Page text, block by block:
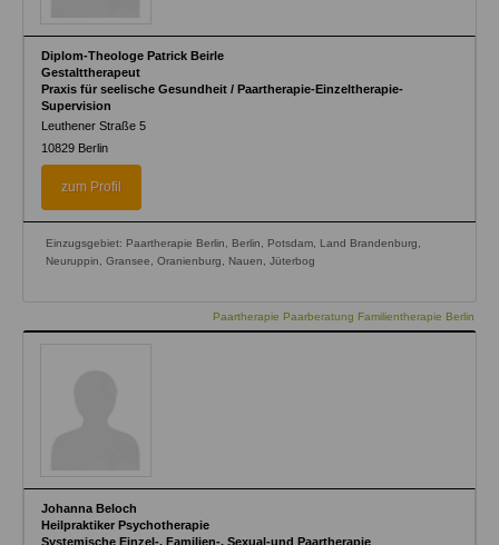
Diplom-Theologe Patrick Beirle
Gestalttherapeut
Praxis für seelische Gesundheit / Paartherapie-Einzeltherapie-
Supervision
Leuthener Straße 5
10829 Berlin
zum Profil
Einzugsgebiet: Paartherapie Berlin, Berlin, Potsdam, Land Brandenburg,
Neuruppin, Gransee, Oranienburg, Nauen, Jüterbog
Paartherapie Paarberatung Familientherapie Berlin
Johanna Beloch
Heilpraktiker Psychotherapie
Systemische Einzel-, Familien-, Sexual-und Paartherapie